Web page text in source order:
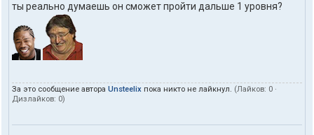
ты реально думаешь он сможет пройти дальше 1 уровня?
За это сообщение автора Unsteelix пока никто не лайкнул. (Лайков: 0 ·
Дизлайков: 0)